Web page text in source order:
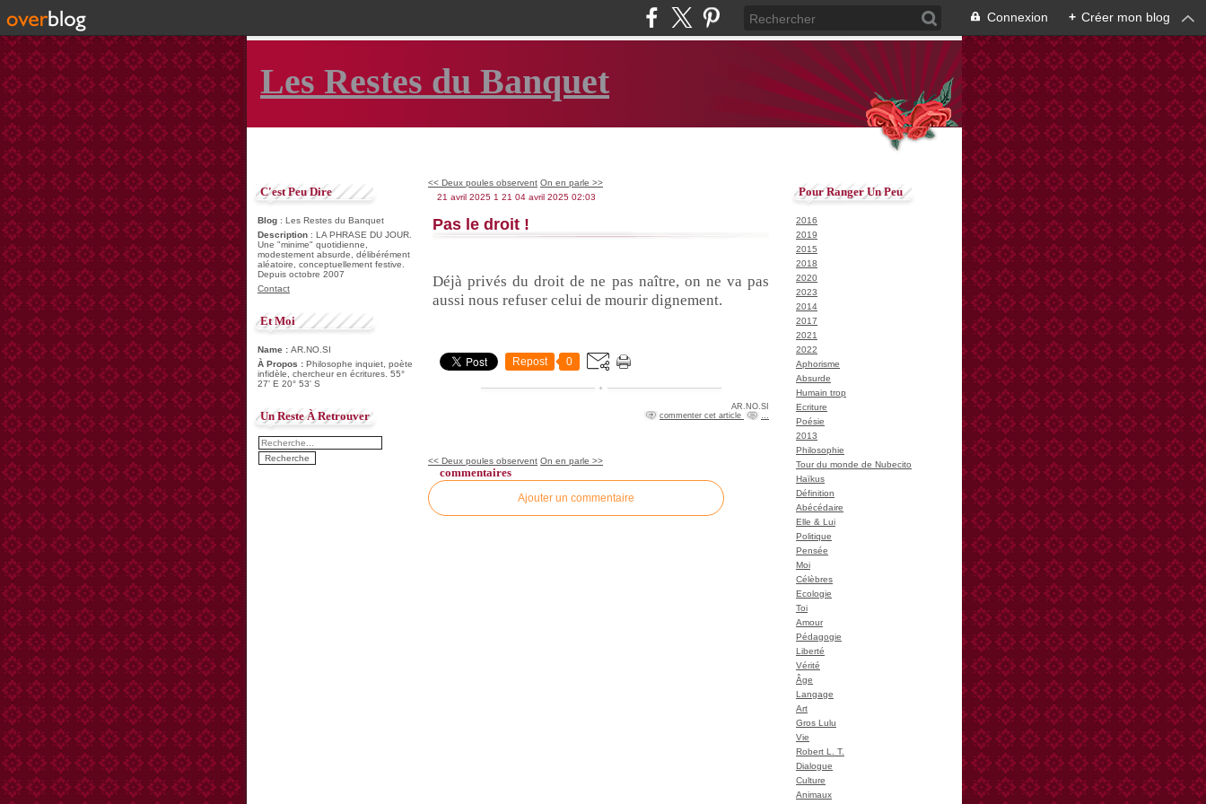
Connexion + Créer mon blog
Les Restes du Banquet
C'est Peu Dire
Blog : Les Restes du Banquet
Description : LA PHRASE DU JOUR.
Une "minime" quotidienne,
modestement absurde, délibérément
aléatoire, conceptuellement festive.
Depuis octobre 2007
Contact
Et Moi
Name : AR.NO.SI
À Propos : Philosophe inquiet, poète
infidèle, chercheur en écritures. 55°
27' E 20° 53' S
Un Reste À Retrouver
<< Deux poules observent On en parle >>
21 avril 2025 1 21 04 avril 2025 02:03
Pas le droit !
Déjà privés du droit de ne pas naître, on ne va pas
aussi nous refuser celui de mourir dignement.
Repost 0
AR.NO.SI
commenter cet article
<< Deux poules observent On en parle >>
commentaires
Ajouter un commentaire
Pour Ranger Un Peu
2016
2019
2015
2018
2020
2023
2014
2017
2021
2022
Aphorisme
Absurde
Humain trop
Ecriture
Poésie
2013
Philosophie
Tour du monde de Nubecito
Haïkus
Définition
Abécédaire
Elle & Lui
Politique
Pensée
Moi
Célèbres
Ecologie
Toi
Amour
Pédagogie
Liberté
Vérité
Âge
Langage
Art
Gros Lulu
Vie
Robert L. T.
Dialogue
Culture
Animaux